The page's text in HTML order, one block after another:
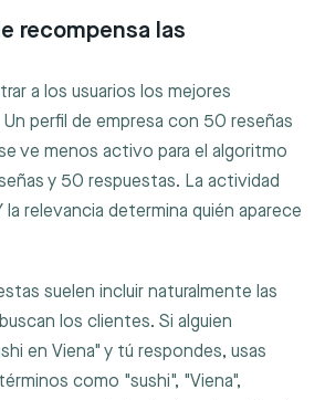
recompensa las
a los usuarios los mejores
perfil de empresa con 50 reseñas
ve menos activo para el algoritmo
y 50 respuestas. La actividad
la relevancia determina quién aparece
suelen incluir naturalmente las
los clientes. Si alguien
en Viena" y tú respondes, usas
como "sushi", "Viena",